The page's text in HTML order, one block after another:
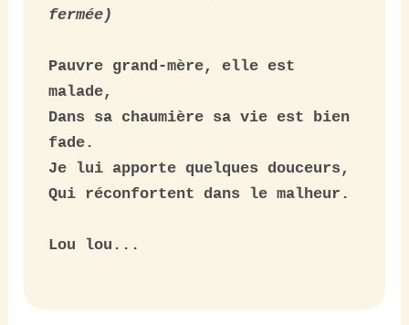
fermée)
Pauvre grand-mère, elle est
malade,
Dans sa chaumière sa vie est bien
fade.
Je lui apporte quelques douceurs,
Qui réconfortent dans le malheur.
Lou lou...